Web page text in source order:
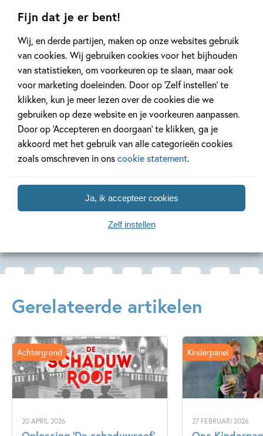
Fijn dat je er bent!
Wij, en derde partijen, maken op onze websites gebruik
van cookies. Wij gebruiken cookies voor het bijhouden
van statistieken, om voorkeuren op te slaan, maar ook
voor marketing doeleinden. Door op ‘Zelf instellen’ te
klikken, kun je meer lezen over de cookies die we
gebruiken op deze website en je voorkeuren aanpassen.
Door op ‘Accepteren en doorgaan’ te klikken, ga je
akkoord met het gebruik van alle categorieën cookies
zoals omschreven in onscookie statement.
Ja, ik accepteer cookies
Zelf instellen
Toneellezen –
wat een troep!
Isabel Versteeg, Els van
16, 99
Hardcover
Toneellezen – pip
zoekt haar tas
Jolanda Horsten,
16,99
Hardcover
dief of
Brink,
16Hardcover
Gerelateerde artikelen
20 APRIL 2026
Achtergrond
27 FEBRUARI 2026
Kinderpanel